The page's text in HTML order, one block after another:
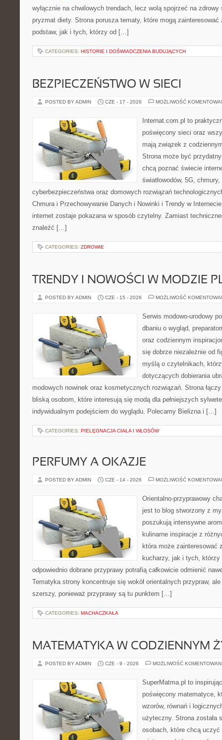
wyłącznie na chwilowych trendach, lecz wolą spojrzeć na
pryzmat diety. Strona porusza tematy, które mogą
podstaw, jak i tych, którzy od […]
CATEGORIES: HISTORIE I DOŚWIADCZENIA BUDUJĄCYCH
BEZPIECZEŃSTWO W SIECI
POSTED BY ADMIN CZE - 17 - 2026 MOŻLIWOŚĆ
Internat.com.pl to
poświęcony sieci oraz
mają związek z
Strona może być
chcą poznać świecie
światłowodów, 5G,
cyberbezpieczeństwa oraz domowych rozwiązań
Chmura i Przechowywanie Danych i Nowinki i Trendy w
internet zostaje pokazana w sposób czytelny. Zamiast
znaleźć […]
CATEGORIES: ZDROWIE
TRENDY I NOWOŚCI W MODZIE
POSTED BY ADMIN CZE - 15 - 2026 MOŻLIWOŚĆ
Serwis modowo-urodowy
dbaniu o wygląd,
oraz codziennym
się dobrze niezależnie od
myślą o czytelnikach,
dotyczących dobierania
modowych nowinek oraz kosmetycznych rozwiązań. Strona
bliską osobom, które interesują się modą dla pełniejszych
indywidualnym podejściem do wyglądu. Polecamy Bielizna i […]
CATEGORIES: PIELĘGNACJA CIAŁA I WŁOSÓW
PERFUMY A OKAZJE
POSTED BY ADMIN CZE - 14 - 2026 MOŻLIWOŚĆ
Orientalno-przyprawowy
jest to blog stworzony z
poszukują intensywne
kulinarne inspiracje z
która może zainteresować
kucharzy, jak i tych, którzy
odpowiednio dobrane przyprawy potrafią całkowicie odmienić
Tematyka strony koncentruje się wokół orientalnych przypraw,
szerszy, ponieważ przyprawy są tu punktem […]
CATEGORIES: MACHACZKAŁA
MATEMATYKA W CODZIENNYM
POSTED BY ADMIN CZE - 9 - 2026 MOŻLIWOŚĆ
SuperMatma.pl to
poświęcony matematyce,
wzorów, równań i
użyteczny. Strona została
osobach, które chcą